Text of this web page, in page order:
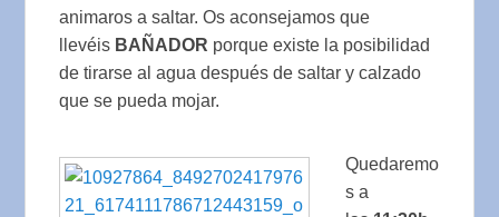
animaros a saltar. Os aconsejamos que
llevéis BAÑADOR porque existe la posibilidad
de tirarse al agua después de saltar y calzado
que se pueda mojar.
Quedaremo
s a